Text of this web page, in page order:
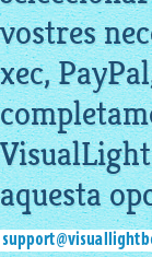
vostres
xec,
aquesta